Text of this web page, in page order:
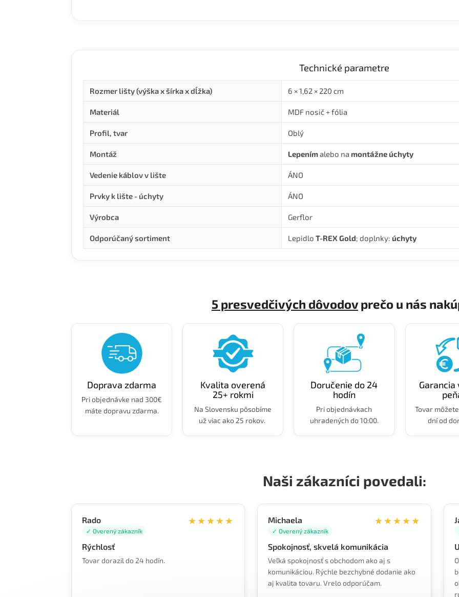
Technické parametre
Rozmer lišty (výška x šírka x dĺžka) 6 × 1,62 × 220 cm
Materiál MDF nosič + fólia
Profil, tvar Oblý
Montáž Lepenímalebo na montážne úchyty
Vedenie káblov v lište ÁNO
Prvky k lište - úchyty ÁNO
Výrobca Gerflor
Odporúčaný sortiment Lepidlo T-REX Gold; doplnky: úchyty
5 presvedčivých dôvodovprečo u nás
Doprava zdarma
Pri objednávke nad 300€
máte dopravu zdarma.
Kvalita overená
25+ rokmi
Na Slovensku pôsobíme
už viac ako 25 rokov.
Doručenie do 24
hodín
Pri objednávkach
uhradených do 10:00.
Tovar
dní od
Naši zákazníci povedali:
Rado
✓ Overený zákazník
★★★★★
Rýchlosť
Tovar dorazil do 24 hodín.
Michaela
✓ Overený zákazník
★★★★★
Spokojnosť, skvelá komunikácia
Veľká spokojnosť s obchodom ako aj s
komunikáciou. Rýchle bezchybné dodanie ako
aj kvalita tovaru. Vrelo odporúčam.